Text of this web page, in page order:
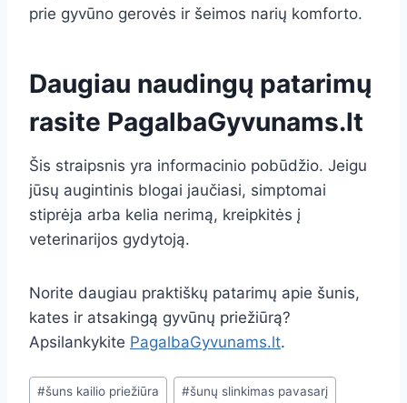
prie gyvūno gerovės ir šeimos narių komforto.
Daugiau naudingų patarimų
rasite PagalbaGyvunams.lt
Šis straipsnis yra informacinio pobūdžio. Jeigu
jūsų augintinis blogai jaučiasi, simptomai
stiprėja arba kelia nerimą, kreipkitės į
veterinarijos gydytoją.
Norite daugiau praktiškų patarimų apie šunis,
kates ir atsakingą gyvūnų priežiūrą?
Apsilankykite PagalbaGyvunams.lt.
Post
#šuns kailio priežiūra #šunų slinkimas pavasarį